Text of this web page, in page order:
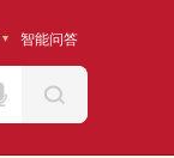
智能问答